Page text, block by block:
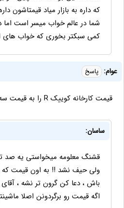
که داره به بازار میاد قیمتاشون
شما در عالم خواب میسر است اما
کمی سبکتر بخوری که خواب های
عوام: پاسخ
قیمت کارخانه کوییک R را به قیمت سه ماهه دوم ۹۹ برگردانید
ساسان:
قشنگ معلومه میخواستی یه صد
ولی حیف نشد !! به اون قیمت که
باش ، دعا کن گرون تر نشه ،
اگه قیمت رو برگردونن اصلا